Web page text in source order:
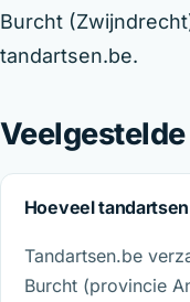
Burcht
tandartsen.be.
Hoeveel
Tandartsen.be
Burcht (provincie